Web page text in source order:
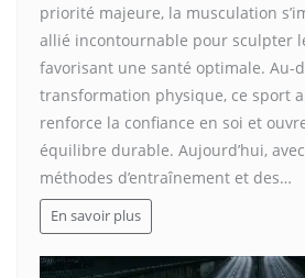
priorité majeure, la musculation
allié incontournable pour sculpter
favorisant une santé optimale. Au-
transformation physique, ce sport
renforce la confiance en soi et
équilibre durable. Aujourd’hui,
méthodes d’entraînement et des…
En savoir plus